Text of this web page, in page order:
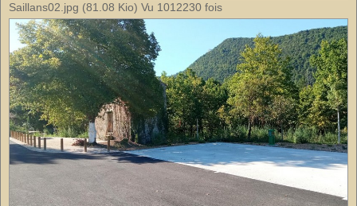
Saillans02.jpg (81.08 Kio) Vu 1012230 fois